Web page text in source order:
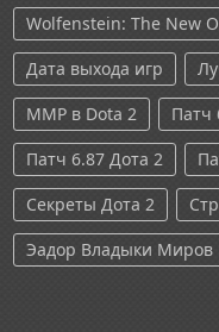
Wolfenstein: The New
Дата выхода игр
ММР в Dota 2
Патч
Патч 6.87 Дота 2
Секреты Дота 2
Эадор Владыки Миров